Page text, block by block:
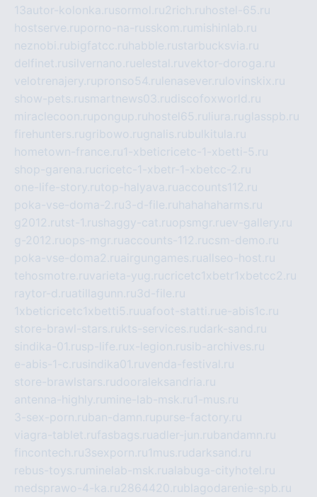
13autor-kolonka.rusormol.ru2rich.ru hostel-65.ru
hostserve.ruporno-na-russkom.ru mishinlab.ru
neznobi.rubigfatcc.ru habble.rustarbucksvia.ru
delfinet.rusilvernano.ruelestal.ruvektor-doroga.ru
velotrenajery.rupronso54.ru lenasever.ru lovinskix.ru
show-pets.rusmartnews03.rudiscofoxworld.ru
miraclecoon.rupongup.ru hostel65.ru liura.ruglasspb.ru
firehunters.rugribowo.rugnalis.rubulkitula.ru
hometown-france.ru1-xbeticricetc-1-xbetti-5.ru
shop-garena.rucricetc-1-xbetr-1-xbetcc-2.ru
one-life-story.rutop-halyava.ruaccounts112.ru
poka-vse-doma-2.ru3-d-file.ru hahahaharms.ru
g2012.rutst-1.rushaggy-cat.ruopsmgr.ruev-gallery.ru
g-2012.ruops-mgr.ruaccounts-112.rucsm-demo.ru
poka-vse-doma2.ruairgungames.ruallseo-host.ru
tehosmotre.ruvarieta-yug.rucricetc1xbetr1xbetcc2.ru
raytor-d.ruatillagunn.ru3d-file.ru
1xbeticricetc1xbetti5.ruuafoot-statti.rue-abis1c.ru
store-brawl-stars.rukts-services.rudark-sand.ru
sindika-01.rusp-life.rux-legion.rusib-archives.ru
e-abis-1-c.rusindika01.ruvenda-festival.ru
store-brawlstars.rudooraleksandria.ru
antenna-highly.ru mine-lab-msk.ru1-mus.ru
3-sex-porn.ruban-damn.rupurse-factory.ru
viagra-tablet.rufasbags.ruadler-jun.rubandamn.ru
fincontech.ru3sexporn.ru1mus.rudarksand.ru
rebus-toys.ru minelab-msk.rualabuga-cityhotel.ru
medsprawo-4-ka.ru2864420.rublagodarenie-spb.ru